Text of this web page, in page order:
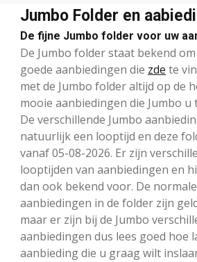
Jumbo Folder en
De fijne Jumbo folder voor uw
De Jumbo folder staat bekend
goede aanbiedingen die zde te
met de Jumbo folder altijd op de
mooie aanbiedingen die Jumbo u
De verschillende Jumbo
natuurlijk een looptijd en deze
vanaf 05-08-2026. Er zijn
looptijden van aanbiedingen en
dan ook bekend voor. De
aanbiedingen in de folder zijn
maar er zijn bij de Jumbo
aanbiedingen dus lees goed hoe
aanbieding die u graag wilt